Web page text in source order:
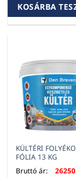
KOSÁRBA
KÜLTÉRI
FÓLIA 13 KG
Bruttó ár:
26250